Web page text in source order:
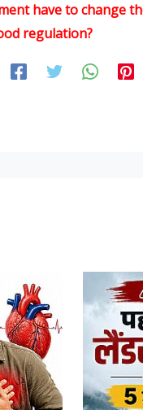
have to change
regulation?